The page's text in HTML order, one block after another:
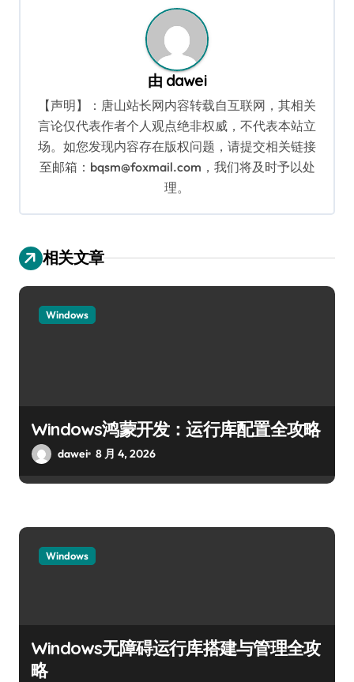
由 dawei
【声明】：唐山站长网内容转载自互联网，其相关
言论仅代表作者个人观点绝非权威，不代表本站立
场。如您发现内容存在版权问题，请提交相关链接
至邮箱：bqsm@foxmail.com，我们将及时予以处
理。
相关文章
Windows
Windows鸿蒙开发：运行库配置全攻略
dawei 8 月 4, 2026
Windows
Windows无障碍运行库搭建与管理全攻
略